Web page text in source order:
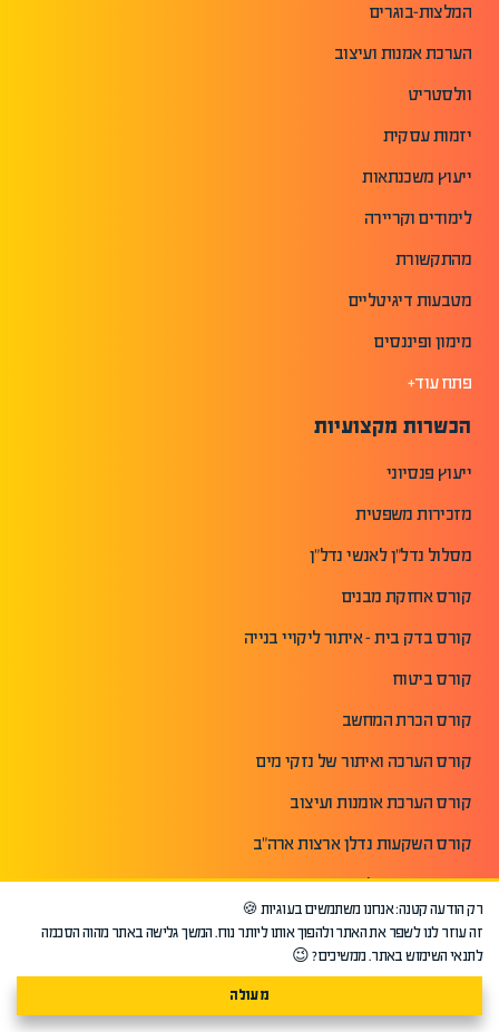
המלצות-בוגרים
הערכת אמנות ועיצוב
וולסטריט
יזמות עסקית
ייעוץ משכנתאות
לימודים וקריירה
מהתקשורת
מטבעות דיגיטליים
מימון ופיננסים
פתח עוד+
הכשרות מקצועיות
ייעוץ פנסיוני
מזכירות משפטית
מסלול נדל"ן לאנשי נדל"ן
קורס אחזקת מבנים
קורס בדק בית - איתור ליקויי בנייה
קורס ביטוח
קורס הכרת המחשב
קורס הערכה ואיתור של נזקי מים
קורס הערכת אומנות ועיצוב
קורס השקעות נדלן ארצות ארה"ב
קורס יזמות נדלן
קורס יזמות עסקית והקמת עסק
קורס ייעוץ משכנתאות
רק הודעה קטנה: אנחנו משתמשים בעוגיות 🍪
זה עוזר לנו לשפר את האתר ולהפוך אותו ליותר נוח. המשך גלישה באתר מהוה הסכמה
לתנאי השימוש באתר. ממשיכים? 😉
מעולה